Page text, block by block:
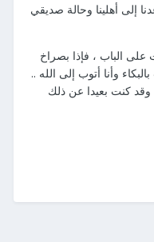
إلى أهلينا وحالة صديقي
الباب ، فإذا بصراخ
وأنا أتوب إلى الله ..
وقد كنت بعيدا عن ذلك